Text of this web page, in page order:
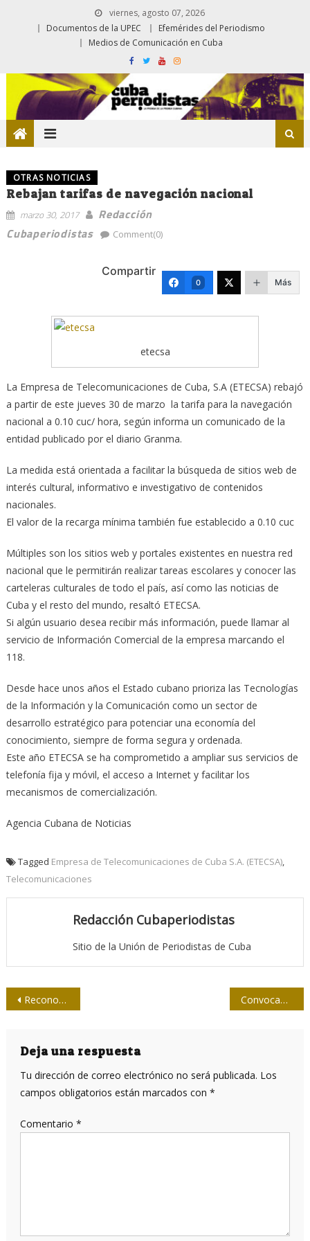
viernes, agosto 07, 2026
Documentos de la UPEC
Efemérides del Periodismo
Medios de Comunicación en Cuba
OTRAS NOTICIAS
Rebajan tarifas de navegación nacional
marzo 30, 2017
Redacción
Cubaperiodistas
Comment(0)
Compartir
0 Más
etecsa
La Empresa de Telecomunicaciones de Cuba, S.A (ETECSA) rebajó
a partir de este jueves 30 de marzo la tarifa para la navegación
nacional a 0.10 cuc/ hora, según informa un comunicado de la
entidad publicado por el diario Granma.
La medida está orientada a facilitar la búsqueda de sitios web de
interés cultural, informativo e investigativo de contenidos
nacionales.
El valor de la recarga mínima también fue establecido a 0.10 cuc
Múltiples son los sitios web y portales existentes en nuestra red
nacional que le permitirán realizar tareas escolares y conocer las
carteleras culturales de todo el país, así como las noticias de
Cuba y el resto del mundo, resaltó ETECSA.
Si algún usuario desea recibir más información, puede llamar al
servicio de Información Comercial de la empresa marcando el
118.
Desde hace unos años el Estado cubano prioriza las Tecnologías
de la Información y la Comunicación como un sector de
desarrollo estratégico para potenciar una economía del
conocimiento, siempre de forma segura y ordenada.
Este año ETECSA se ha comprometido a ampliar sus servicios de
telefonía fija y móvil, el acceso a Internet y facilitar los
mecanismos de comercialización.
Agencia Cubana de Noticias
Tagged Empresa de Telecomunicaciones de Cuba S.A. (ETECSA),
Telecomunicaciones
Redacción Cubaperiodistas
Sitio de la Unión de Periodistas de Cuba
Navegación
entradas
Reconocimiento “eléctrico” a periodistas pineros Convocan a Jornada Red Cuba 2017
Deja una respuesta
Tu dirección de correo electrónico no será publicada. Los
campos obligatorios están marcados con *
Comentario *